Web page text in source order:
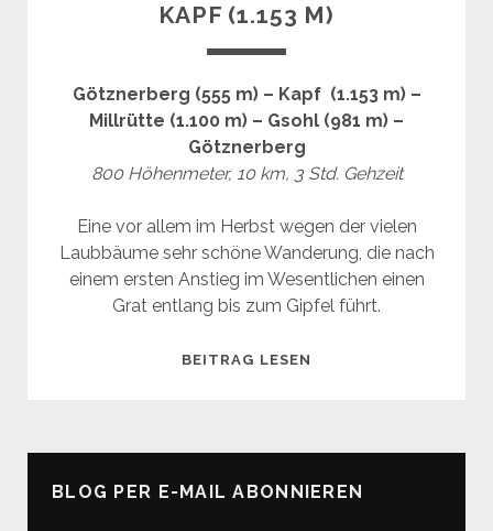
KAPF (1.153 M)
Götznerberg (555 m) – Kapf (1.153 m) –
Millrütte (1.100 m) – Gsohl (981 m) –
Götznerberg
800 Höhenmeter, 10 km, 3 Std. Gehzeit
Eine vor allem im Herbst wegen der vielen
Laubbäume sehr schöne Wanderung, die nach
einem ersten Anstieg im Wesentlichen einen
Grat entlang bis zum Gipfel führt.
BEITRAG LESEN
BLOG PER E-MAIL ABONNIEREN